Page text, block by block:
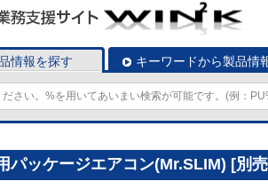
情報を探す キーワードから製品情
パッケージエアコン(Mr.SLIM) [別